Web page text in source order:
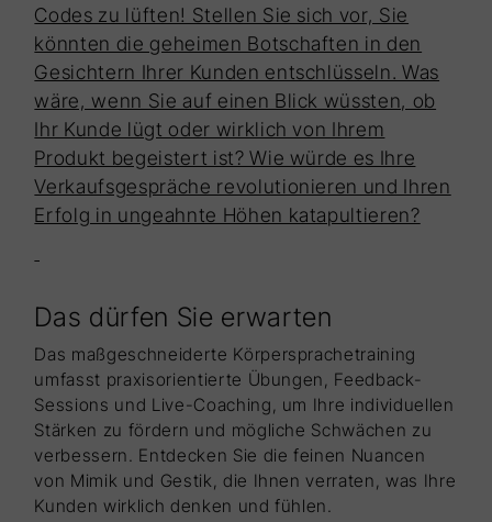
Codes zu lüften! Stellen Sie sich vor, Sie
könnten die geheimen Botschaften in den
Gesichtern Ihrer Kunden entschlüsseln. Was
wäre, wenn Sie auf einen Blick wüssten, ob
Ihr Kunde lügt oder wirklich von Ihrem
Produkt begeistert ist? Wie würde es Ihre
Verkaufsgespräche revolutionieren und Ihren
Erfolg in ungeahnte Höhen katapultieren?
Das dürfen Sie erwarten
Das maßgeschneiderte Körpersprachetraining
umfasst praxisorientierte Übungen, Feedback-
Sessions und Live-Coaching, um Ihre individuellen
Stärken zu fördern und mögliche Schwächen zu
verbessern. Entdecken Sie die feinen Nuancen
von Mimik und Gestik, die Ihnen verraten, was Ihre
Kunden wirklich denken und fühlen.